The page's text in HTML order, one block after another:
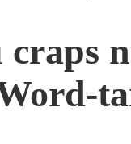
craps